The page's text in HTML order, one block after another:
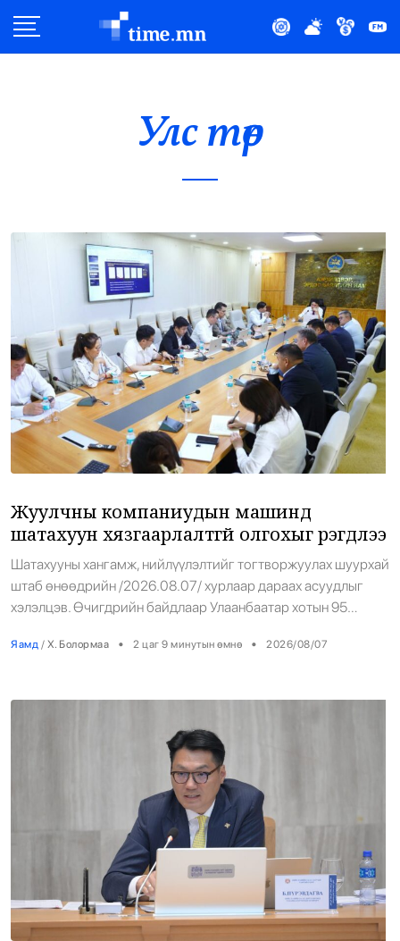
Эдийн Засаг
Нийтлэлчийн Булан
Эрүүл Мэнд
Орон Нутаг
Спорт
Энтертайнмент
Эрэн Сурвалжилга
Улс төр
Жуулчны компаниудын машинд
шатахуун хязгаарлалтгүй олгохыг үүрэгдлээ
Шатахууны хангамж, нийлүүлэлтийг тогтворжуулах шуурхай
штаб өнөөдрийн /2026.08.07/ хурлаар дараах асуудлыг
хэлэлцэв. Өчигдрийн байдлаар Улаанбаатар хотын 95
байршилд ажиллаж байна. Бензин болон талон шаглах,
Яамд / Х. Болормаа • 2 цаг 9 минутын өмнө • 2026/08/07